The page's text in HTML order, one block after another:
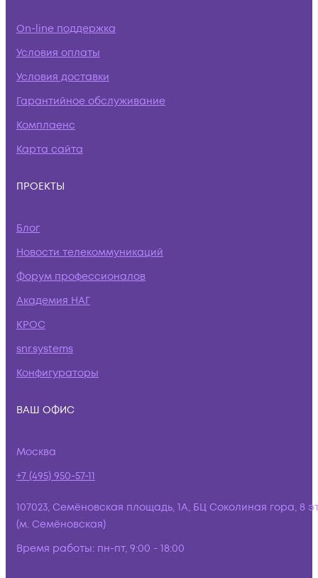
On-line поддержка
Условия оплаты
Условия доставки
Гарантийное обслуживание
Комплаенс
Карта сайта
ПРОЕКТЫ
Блог
Новости телекоммуникаций
Форум профессионалов
Академия НАГ
КРОС
snr.systems
Конфигураторы
ВАШ ОФИС
Москва
+7 (495) 950-57-11
107023, Семёновская площадь, 1А, БЦ Соколиная гора, 8
(м. Семёновская)
Время работы: пн-пт, 9:00 - 18:00